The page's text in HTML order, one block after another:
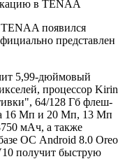
TENAA появился
представлен
5,99-дюймовый
процессор Kirin
64/128 Гб флеш-
16 Мп и 20 Мп, 13 Мп
мАч, а также
ОС Android 8.0 Oreo
получит быструю